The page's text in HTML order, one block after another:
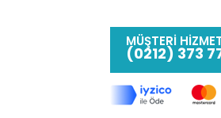
MÜŞTERİ
(0212) 373